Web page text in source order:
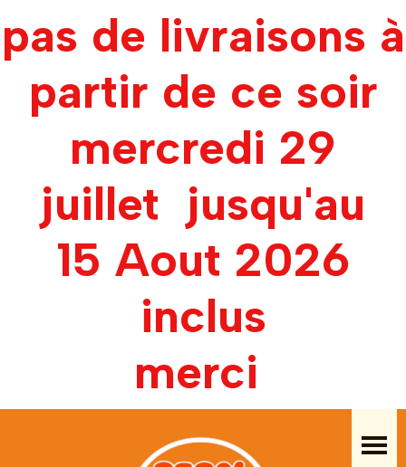
pas de livraisons à
partir de ce soir
mercredi 29
juillet jusqu'au
15 Aout 2026
inclus
merci